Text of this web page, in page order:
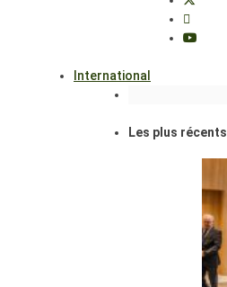
International
Les plus récents